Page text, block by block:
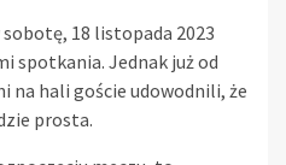
sobotę, 18 listopada 2023
spotkania. Jednak już od
na hali goście udowodnili, że
prosta.